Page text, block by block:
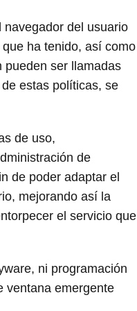
del usuario
ha tenido, así como
pueden ser llamadas
estas políticas, se
de uso,
de
de poder adaptar el
mejorando así la
el servicio que
ni programación
ventana emergente